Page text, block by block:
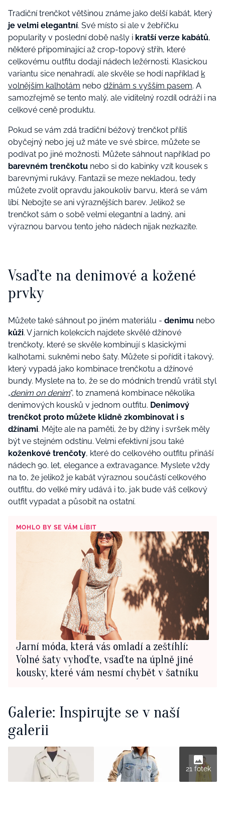
Tradiční trenčkot většinou známe jako delší kabát, který
je velmi elegantní. Své místo si ale v žebříčku
popularity v poslední době našly i kratší verze kabátů,
některé připomínající až crop-topový střih, které
celkovému outfitu dodají nádech ležérnosti. Klasickou
variantu sice nenahradí, ale skvěle se hodí například k
volnějším kalhotám nebo džínám s vyšším pasem. A
samozřejmě se tento malý, ale viditelný rozdíl odráží i na
celkové ceně produktu.
Pokud se vám zdá tradiční béžový trenčkot příliš
obyčejný nebo jej už máte ve své sbírce, můžete se
podívat po jiné možnosti. Můžete sáhnout například po
barevném trenčkotu nebo si do kabinky vzít kousek s
barevnými rukávy. Fantazii se meze nekladou, tedy
můžete zvolit opravdu jakoukoliv barvu, která se vám
líbí. Nebojte se ani výraznějších barev. Jelikož se
trenčkot sám o sobě velmi elegantní a ladný, ani
výraznou barvou tento jeho nádech nijak nezkazíte.
Vsaďte na denimové a kožené
prvky
Můžete také sáhnout po jiném materiálu - denimu nebo
kůži. V jarních kolekcích najdete skvělé džínové
trenčkoty, které se skvěle kombinují s klasickými
kalhotami, sukněmi nebo šaty. Můžete si pořídit i takový,
který vypadá jako kombinace trenčkotu a džínové
bundy. Myslete na to, že se do módních trendů vrátil styl
„denim on denim“, to znamená kombinace několika
denimových kousků v jednom outfitu. Denimový
trenčkot proto můžete klidně zkombinovat i s
džínami. Mějte ale na paměti, že by džíny i svršek měly
být ve stejném odstínu. Velmi efektivní jsou také
koženkové trenčoty, které do celkového outfitu přináší
nádech 90. let, elegance a extravagance. Myslete vždy
na to, že jelikož je kabát výraznou součástí celkového
outfitu, do velké míry udává i to, jak bude váš celkový
outfit vypadat a působit na ostatní.
MOHLO BY SE VÁM LÍBIT
Jarní móda, která vás omladí a zeštíhlí:
Volné šaty vyhoďte, vsaďte na úplně jiné
kousky, které vám nesmí chybět v šatníku
Galerie: Inspirujte se v naší
galerii
21 fotek